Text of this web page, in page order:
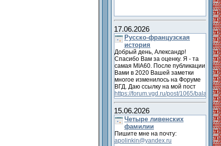
17.06.2026
Русско-французская
история
Добрый день, Александр!
Спасибо Вам за оценку. Я - та
самая MIA60. После публикации
Вами в 2020 Вашей заметки
многое изменилось на Форуме
ВГД. Даю ссылку на мой пост
https://forum.vgd.ru/post/1065/
Отец Ахилла Виаллата
официально женился на
Габриэль-Анне-Марии Ренго -
сестре жены художника Клода
Монэ. И определены родители
Вашего героя Ивана
Александровича Глебова
15.06.2026
Четыре ливенских
фамилии
Пишите мне на почту:
apolinkin@yandex.ru